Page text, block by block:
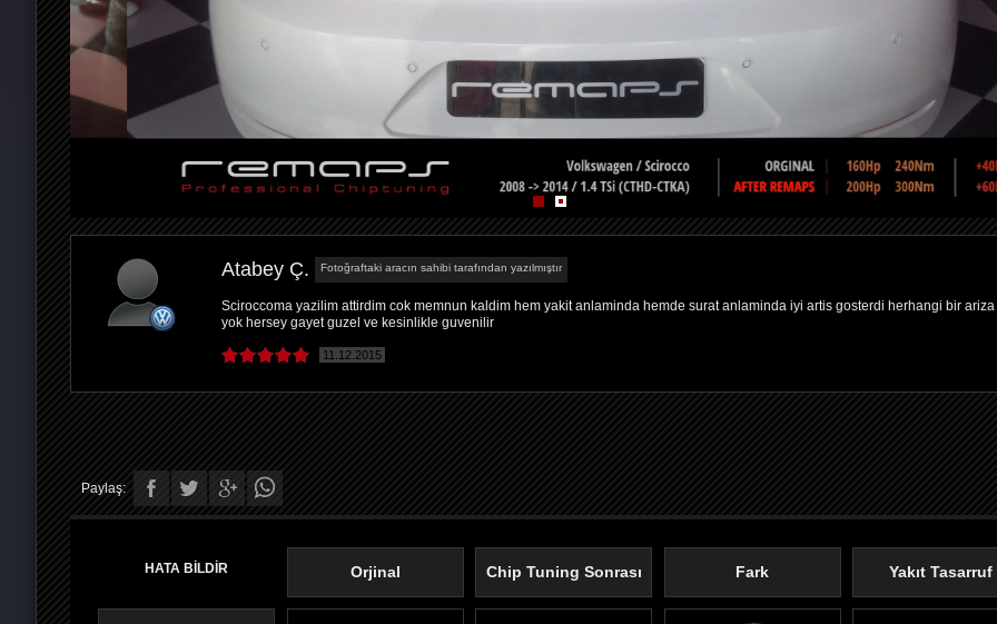
Atabey Ç. Fotoğraftaki aracın sahibi tarafından yazılmıştır
Sciroccoma yazilim attirdim cok memnun kaldim hem yakit anlaminda hemde surat anlaminda iyi artis gosterdi herhangi bir ariza
yok hersey gayet guzel ve kesinlikle guvenilir
11.12.2015
Paylaş:
HATA BİLDİR Orjinal Chip Tuning Sonrası Fark Yakıt Tasarruf